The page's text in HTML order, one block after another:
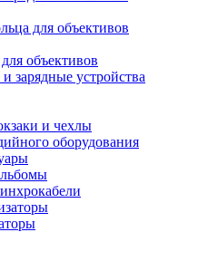
для объективов
объективов
зарядные устройства
и чехлы
оборудования